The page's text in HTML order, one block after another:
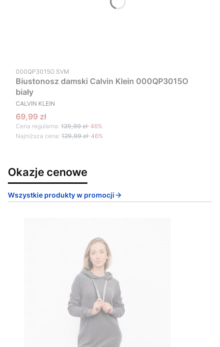
Kod produktu
000QP3015O SVM
Biustonosz damski Calvin Klein 000QP3015O
biały
PRODUCENT
CALVIN KLEIN
Cena promocyjna
69,99 zł
Cena regularna: 129,99 zł-46%
Najniższa cena: 129,99 zł-46%
Okazje cenowe
Wszystkie produkty w promocji